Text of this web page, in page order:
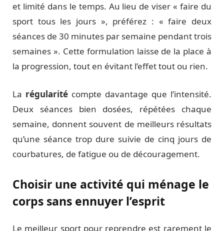
et limité dans le temps. Au lieu de viser « faire du
sport tous les jours », préférez : « faire deux
séances de 30 minutes par semaine pendant trois
semaines ». Cette formulation laisse de la place à
la progression, tout en évitant l’effet tout ou rien.
La régularité compte davantage que l’intensité.
Deux séances bien dosées, répétées chaque
semaine, donnent souvent de meilleurs résultats
qu’une séance trop dure suivie de cinq jours de
courbatures, de fatigue ou de découragement.
Choisir une activité qui ménage le
corps sans ennuyer l’esprit
Le meilleur sport pour reprendre est rarement le